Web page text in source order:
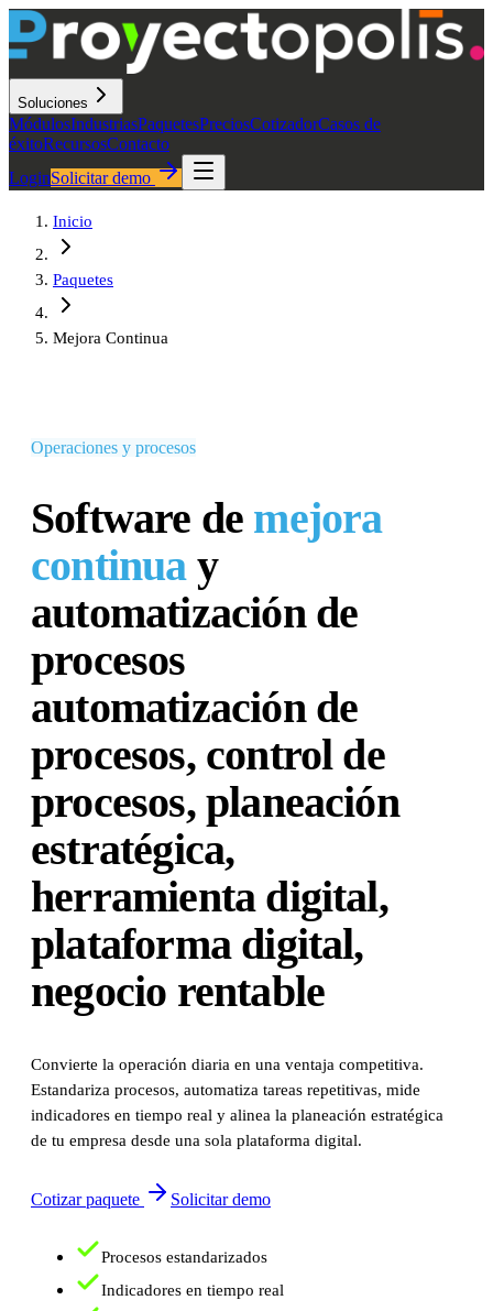
Soluciones
MódulosIndustriasPaquetesPreciosCotizadorCasos de
éxitoRecursosContacto
LoginSolicitar demo
Inicio
Paquetes
Mejora Continua
Operaciones y procesos
Software de mejora
continuay
automatización de
procesos
automatización de
procesos, control de
procesos, planeación
estratégica,
herramienta digital,
plataforma digital,
negocio rentable
Convierte la operación diaria en una ventaja competitiva.
Estandariza procesos, automatiza tareas repetitivas, mide
indicadores en tiempo real y alinea la planeación estratégica
de tu empresa desde una sola plataforma digital.
Cotizar paquete Solicitar demo
Procesos estandarizados
Indicadores en tiempo real